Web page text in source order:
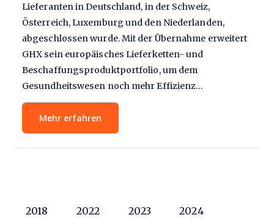
Lieferanten in Deutschland, in der Schweiz,
Österreich, Luxemburg und den Niederlanden,
abgeschlossen wurde. Mit der Übernahme erweitert
GHX sein europäisches Lieferketten- und
Beschaffungsproduktportfolio, um dem
Gesundheitswesen noch mehr Effizienz…
Mehr erfahren
2018 2022 2023 2024